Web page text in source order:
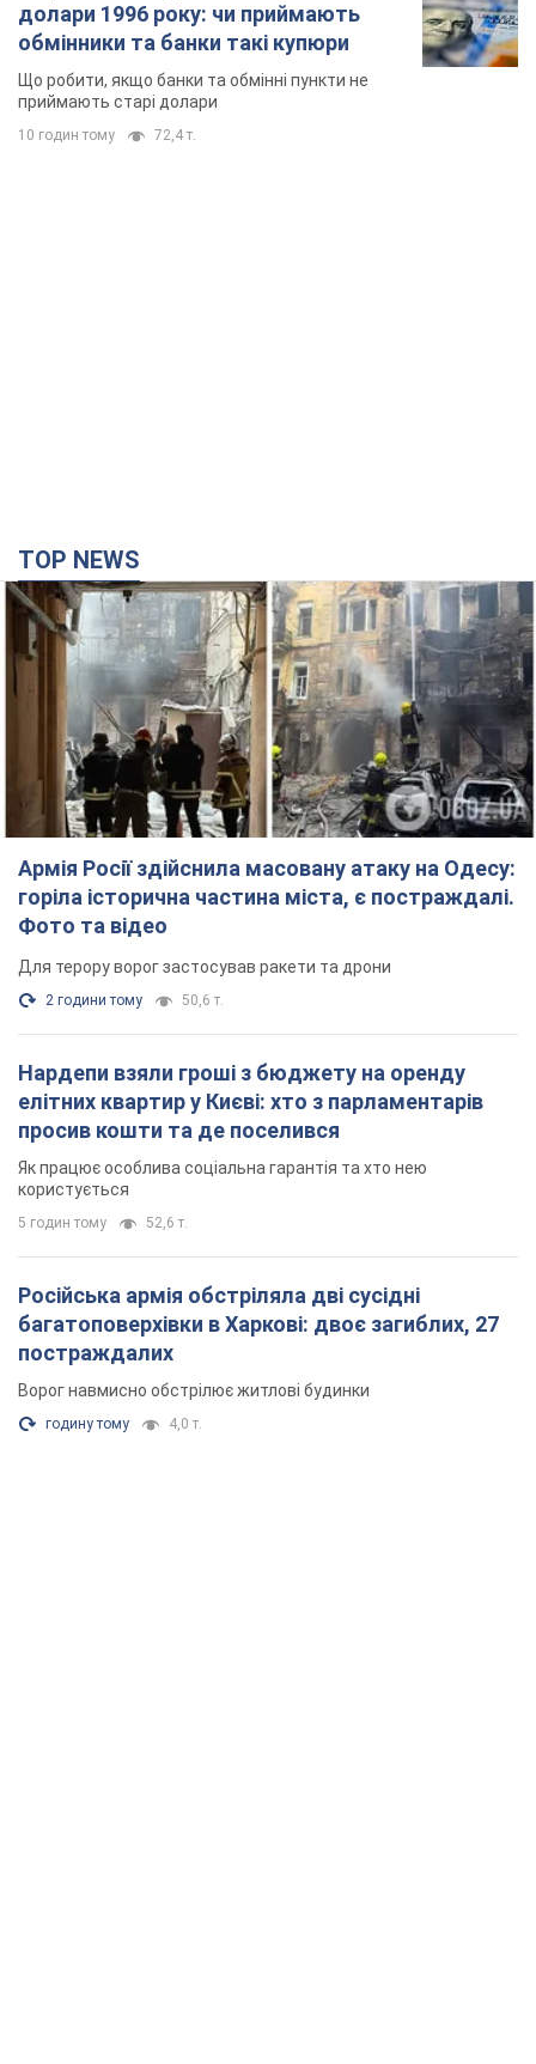
долари 1996 року: чи приймають
обмінники та банки такі купюри
Що робити, якщо банки та обмінні пункти не
приймають старі долари
10 годин тому 72,4 т.
TOP NEWS
Армія Росії здійснила масовану атаку на Одесу:
горіла історична частина міста, є постраждалі.
Фото та відео
Для терору ворог застосував ракети та дрони
2 години тому 50,6 т.
Нардепи взяли гроші з бюджету на оренду
елітних квартир у Києві: хто з парламентарів
просив кошти та де поселився
Як працює особлива соціальна гарантія та хто нею
користується
5 годин тому 52,6 т.
Російська армія обстріляла дві сусідні
багатоповерхівки в Харкові: двоє загиблих, 27
постраждалих
Ворог навмисно обстрілює житлові будинки
годину тому 4,0 т.